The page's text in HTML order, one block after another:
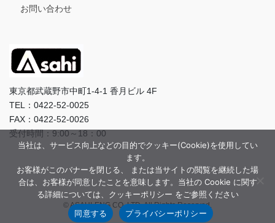
お問い合わせ
東京都武蔵野市中町1-4-1 香月ビル 4F
TEL：0422-52-0025
FAX：0422-52-0026
受付時間：9:00～18：00
© ASAHI-ENG CO.,LTD. All Rights Reserved.
当社は、サービス向上などの目的でクッキー(Cookie)を使用してい
ます。
お客様がこのバナーを閉じる、 または当サイトの閲覧を継続した場
合は、お客様が同意したことを意味します。当社の Cookie に関す
る詳細については、クッキーポリシー をご参照ください
同意する
プライバシーポリシー